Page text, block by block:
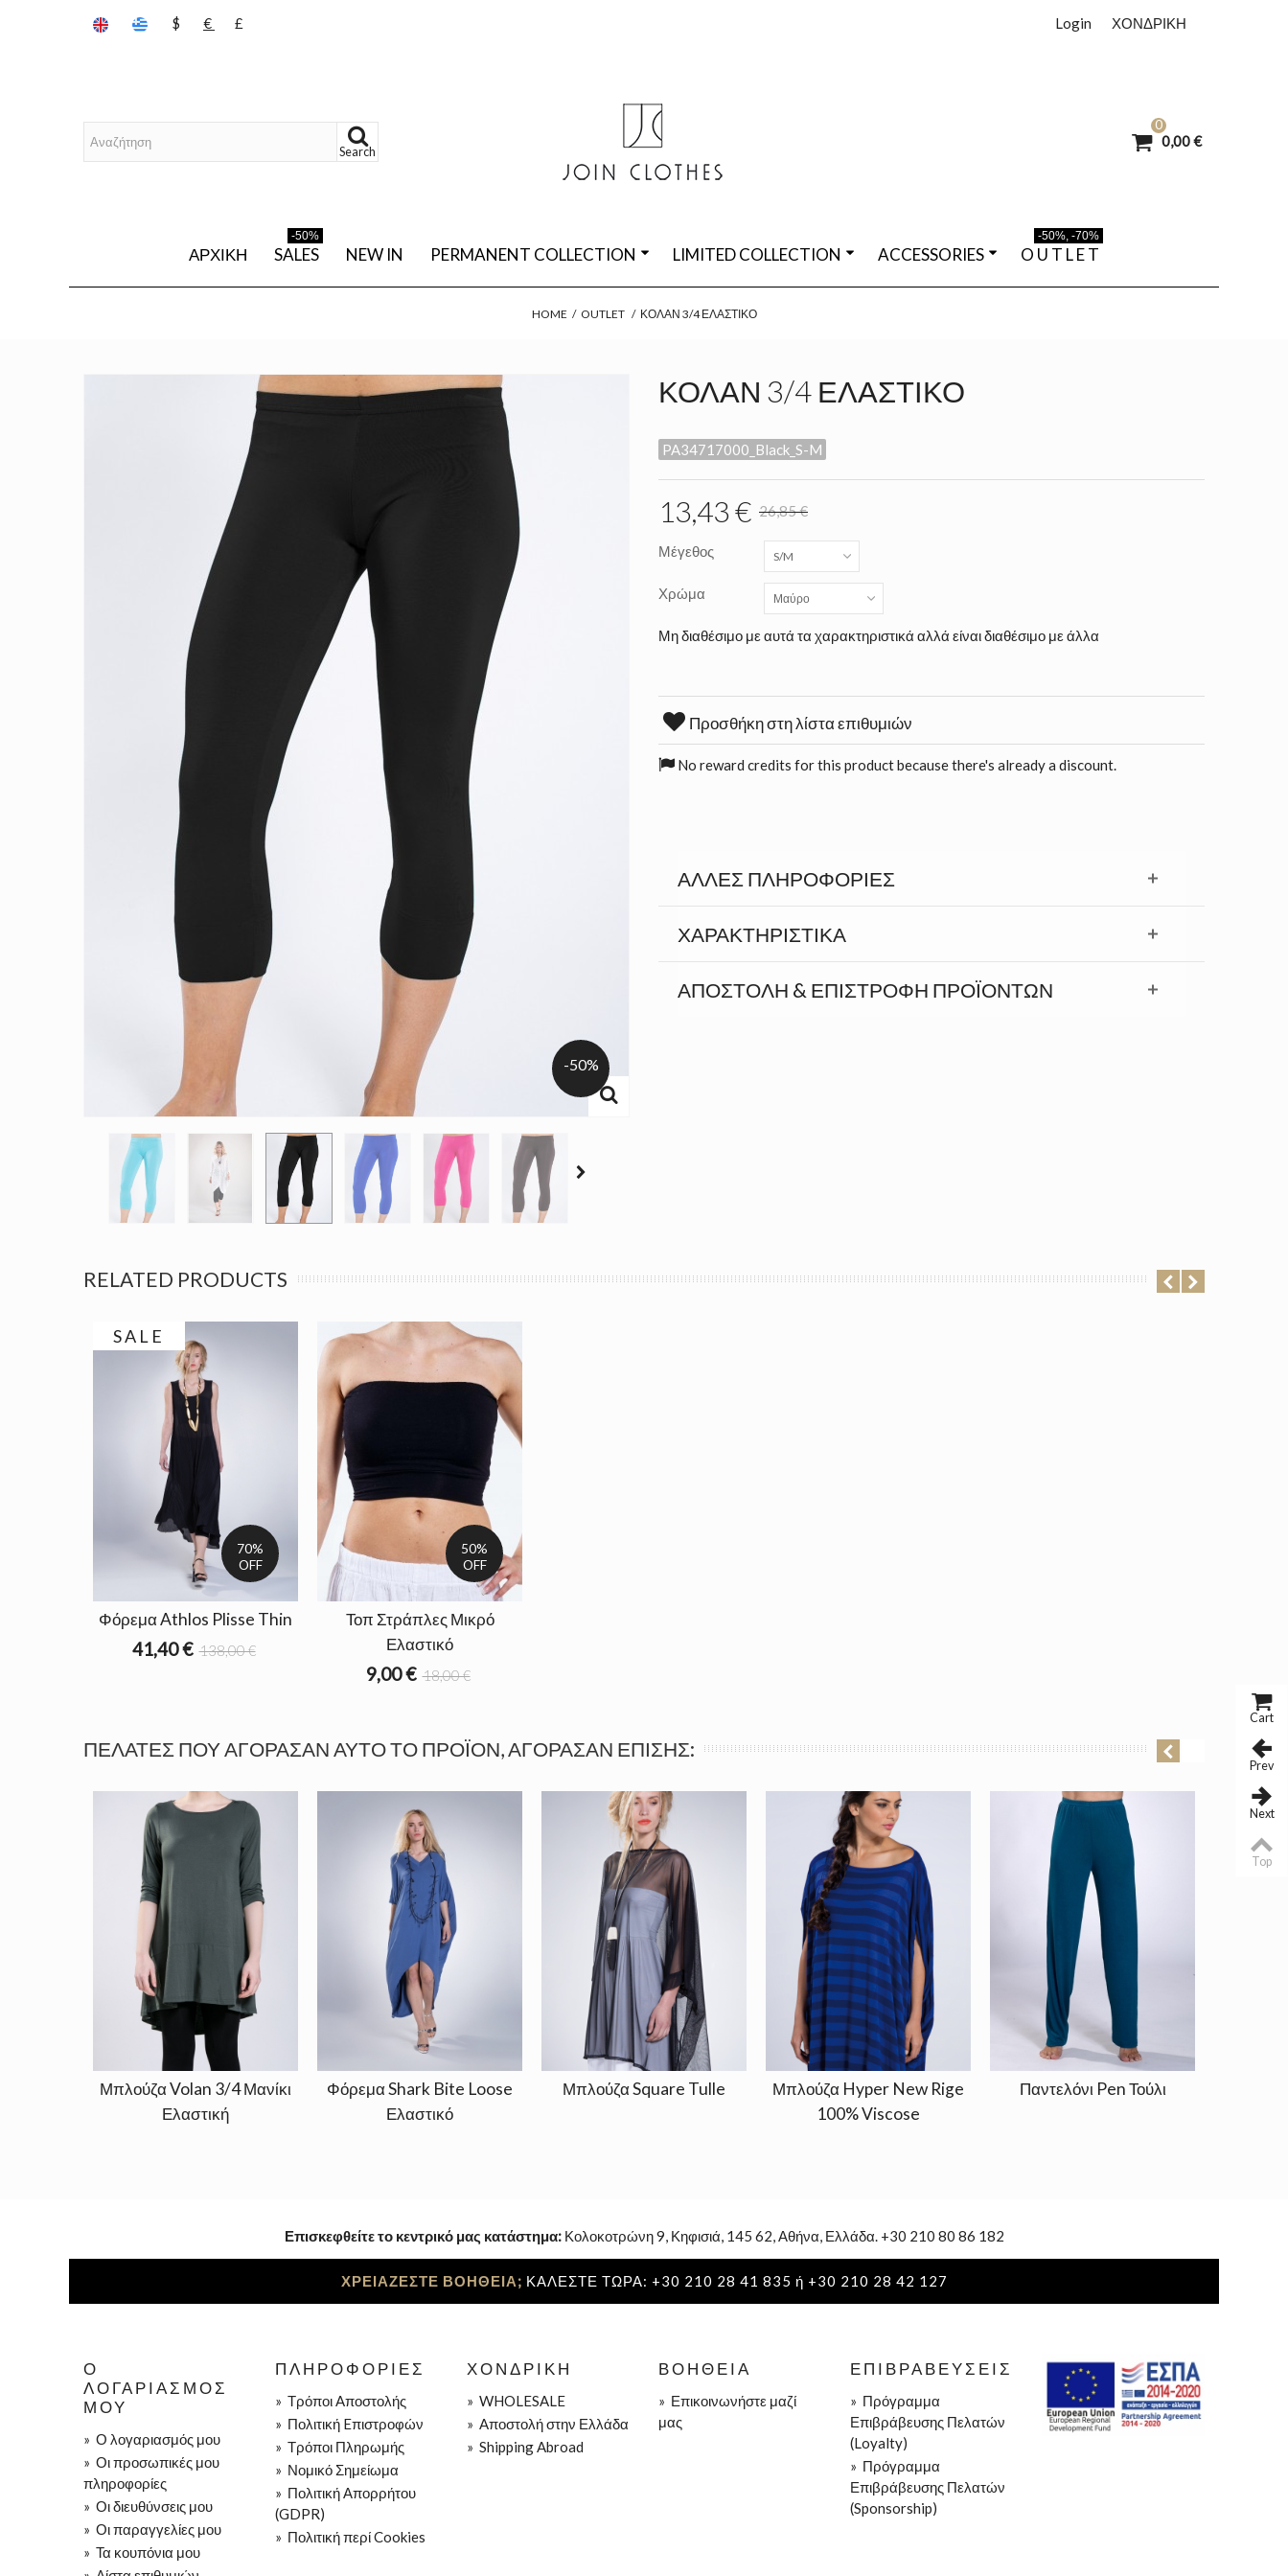
ΧΟΝΔΡΙΚΗ
Login
$ € £
Search
0
0,00 €
ΑΡΧΙΚΉ SALES
-50%
NEW IN PERMANENT COLLECTION LIMITED COLLECTION ACCESSORIES O U T L E T
-50%, -70%
HOME / OUTLET / ΚΟΛΆΝ 3/4 ΕΛΑΣΤΙΚΌ
-50%
ΚΟΛΆΝ 3/4 ΕΛΑΣΤΙΚΌ
PA34717000_Black_S-M
13,43 € 26,85 €
Μέγεθος S/M
Χρώμα Μαύρο
Μη διαθέσιμο με αυτά τα χαρακτηριστικά αλλά είναι διαθέσιμο με άλλα
Προσθήκη στη λίστα επιθυμιών
No reward credits for this product because there's already a discount.
ΆΛΛΕΣ ΠΛΗΡΟΦΟΡΊΕΣ
ΧΑΡΑΚΤΗΡΙΣΤΙΚΆ
ΑΠΟΣΤΟΛΉ & ΕΠΙΣΤΡΟΦΉ ΠΡΟΪΟΝΤΩΝ
RELATED PRODUCTS
SALE
70%
OFF
Φόρεμα Athlos Plisse Thin
41,40 € 138,00 €
50%
OFF
Τοπ Στράπλες Μικρό
Ελαστικό
9,00 € 18,00 €
ΠΕΛΆΤΕΣ ΠΟΥ ΑΓΌΡΑΣΑΝ ΑΥΤΌ ΤΟ ΠΡΟΪΌΝ, ΑΓΌΡΑΣΑΝ ΕΠΊΣΗΣ:
Μπλούζα Volan 3/4 Μανίκι
Ελαστική
Φόρεμα Shark Bite Loose
Ελαστικό
Μπλούζα Square Tulle
Μπλούζα Hyper New Rige
100% Viscose
Παντελόνι Pen Τούλι
Επισκεφθείτε το κεντρικό μας κατάστημα:Κολοκοτρώνη 9, Κηφισιά, 145 62, Αθήνα, Ελλάδα. +30 210 80 86 182
ΧΡΕΙΑΖΕΣΤΕ ΒΟΗΘΕΙΑ; ΚΑΛΕΣΤΕ ΤΩΡΑ: +30 210 28 41 835 ή +30 210 28 42 127
Ο
ΛΟΓΑΡΙΑΣΜΌΣ
ΜΟΥ
» Ο λογαριασμός μου
» Οι προσωπικές μου
πληροφορίες
» Οι διευθύνσεις μου
» Οι παραγγελίες μου
» Τα κουπόνια μου
ΠΛΗΡΟΦΟΡΊΕΣ
» Τρόποι Aποστολής
» Πολιτική Eπιστροφών
» Τρόποι Πληρωμής
» Νομικό Σημείωμα
» Πολιτική Απορρήτου
(GDPR)
» Πολιτική περί Cookies
ΧΟΝΔΡΙΚΉ
» WHOLESALE
» Aποστολή στην Ελλάδα
» Shipping Abroad
ΒΟΉΘΕΙΑ
» Επικοινωνήστε μαζί
μας
ΕΠΙΒΡΑΒΕΎΣΕΙΣ
» Πρόγραμμα
Επιβράβευσης Πελατών
(Loyalty)
» Πρόγραμμα
Επιβράβευσης Πελατών
(Sponsorship)
Cart
Prev
Next
Top